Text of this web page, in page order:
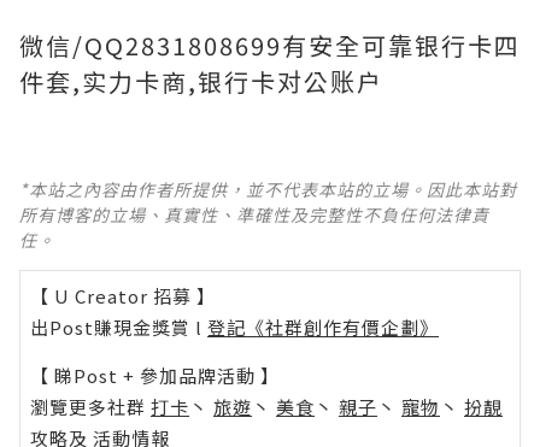
微信/QQ2831808699有安全可靠银行卡四
件套,实力卡商,银行卡对公账户
*本站之內容由作者所提供，並不代表本站的立場。因此本站對
所有博客的立場、真實性、準確性及完整性不負任何法律責
任。
【 U Creator 招募 】
出Post賺現金獎賞 l 登記《社群創作有價企劃》
【 睇Post + 參加品牌活動 】
瀏覽更多社群 打卡 丶 旅遊 丶 美食 丶 親子 丶 寵物 丶 扮靚
攻略及 活動情報